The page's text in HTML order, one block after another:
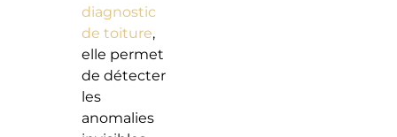
diagnostic
de toiture,
elle permet
de détecter
les
anomalies